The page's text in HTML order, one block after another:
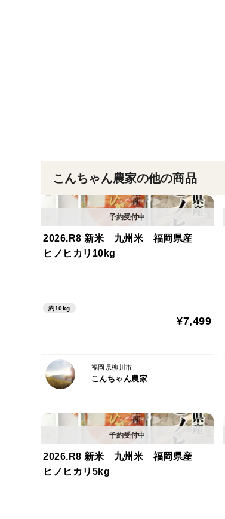
こんちゃん農家の他の商品
2026.R8 新米 九州米 福岡県産
ヒノヒカリ10kg
約10kg
¥7,499
福岡県柳川市
こんちゃん農家
2026.R8 新米 九州米 福岡県産
ヒノヒカリ5kg